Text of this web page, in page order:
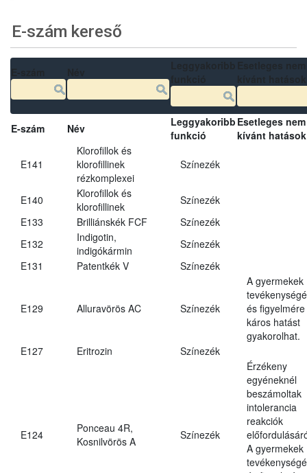
E-szám kereső
E-szám Név
Leggyakoribb
funkció
Esetleges nem
kívánt hatások
E141
Klorofillok és
klorofillinek
rézkomplexei
Színezék
E140
Klorofillok és
klorofillinek
Színezék
E133
Brilliánskék FCF
Színezék
E132
Indigotin,
indigókármin
Színezék
E131
Patentkék V Színezék
E129 Alluravörös AC Színezék
A gyermekek
és figyelmére
káros hatást
gyakorolhat.
E127
Eritrozin Színezék
E124
Ponceau 4R,
Kosnilvörös A
Színezék
Érzékeny
egyéneknél
beszámoltak
intolerancia
reakciók
A gyermekek